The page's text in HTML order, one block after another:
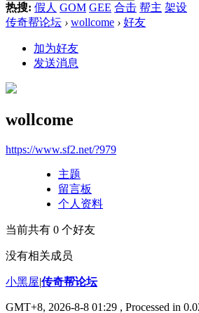
热搜: 假人 GOM GEE 合击 帮主 架设
传奇帮论坛 › wollcome › 好友
加为好友
发送消息
wollcome
https://www.sf2.net/?979
主题
留言板
个人资料
当前共有 0 个好友
没有相关成员
小黑屋|传奇帮论坛
GMT+8, 2026-8-8 01:29 , Processed in